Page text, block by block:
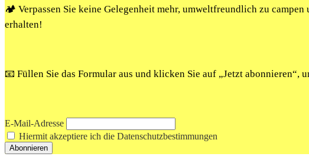
🏕️ Verpassen Sie keine Gelegenheit mehr, umweltfreundlich zu
erhalten!
📧 Füllen Sie das Formular aus und klicken Sie auf „Jetzt
E-Mail-Adresse
Hiermit akzeptiere ich die Datenschutzbestimmungen